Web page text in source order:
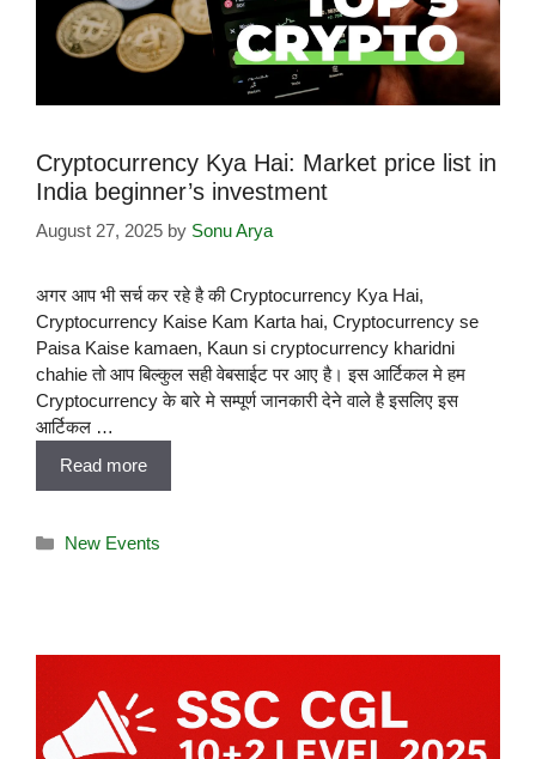
Cryptocurrency Kya Hai: Market price list in
India beginner’s investment
August 27, 2025 by Sonu Arya
अगर आप भी सर्च कर रहे है की Cryptocurrency Kya Hai,
Cryptocurrency Kaise Kam Karta hai, Cryptocurrency se
Paisa Kaise kamaen, Kaun si cryptocurrency kharidni
chahie तो आप बिल्कुल सही वेबसाईट पर आए है। इस आर्टिकल मे हम
Cryptocurrency के बारे मे सम्पूर्ण जानकारी देने वाले है इसलिए इस
आर्टिकल …
Read more
New Events